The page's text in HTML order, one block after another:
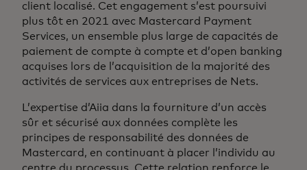
client localisé. Cet engagement s’est poursuivi
plus tôt en 2021 avec Mastercard Payment
Services, un ensemble plus large de capacités de
paiement de compte à compte et d’open banking
acquises lors de l’acquisition de la majorité des
activités de services aux entreprises de Nets.
L’expertise d’Aiia dans la fourniture d’un accès
sûr et sécurisé aux données complète les
principes de responsabilité des données de
Mastercard, en continuant à placer l’individu au